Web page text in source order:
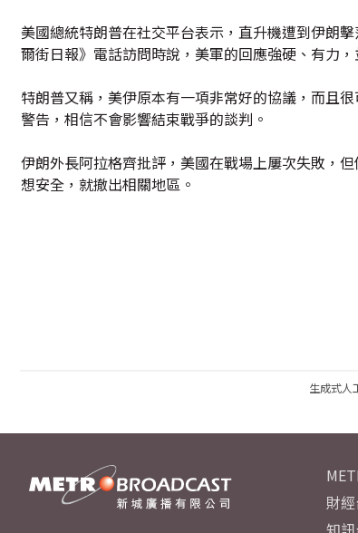
美國總統特朗普在社交平台表示，直升機遭到伊朗
爾街日報》電話訪問時說，美軍的回應強硬、有力
特朗普又稱，美伊原本有一項非常好的協議，而且
警告，相信不會影響結束戰爭的談判。
伊朗外長阿拉格齊批評，美國在戰場上屢次失敗，
想安全，就撤出相關地區。
生成式人
財